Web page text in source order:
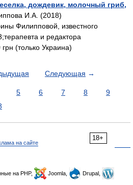
дождевик, молочный гриб,
И.А. (2018)
Филипповой, известного
и редактора
(только Украина)
Следующая →
5 6 7 8
9
18+
на сайте
на PHP, Joomla,
Drupal,